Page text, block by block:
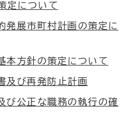
定について
発展市町村計画の策定に
本方針の策定について
及び再発防止計画
び公正な職務の執行の確